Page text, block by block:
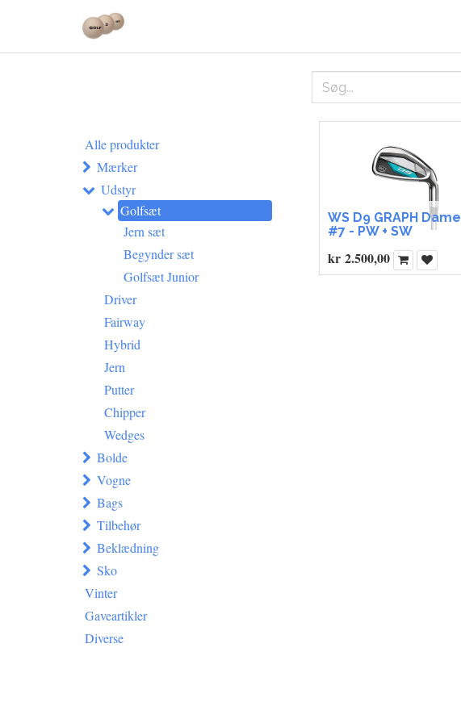
Alle produkter
Mærker
Udstyr
Golfsæt
Jern sæt
Begynder sæt
Golfsæt Junior
Driver
Fairway
Hybrid
Jern
Putter
Chipper
Wedges
Bolde
Vogne
Bags
Tilbehør
Beklædning
Sko
Vinter
Gaveartikler
Diverse
WS D9 GRAPH Dame
#7 - PW + SW
kr 2.500,00